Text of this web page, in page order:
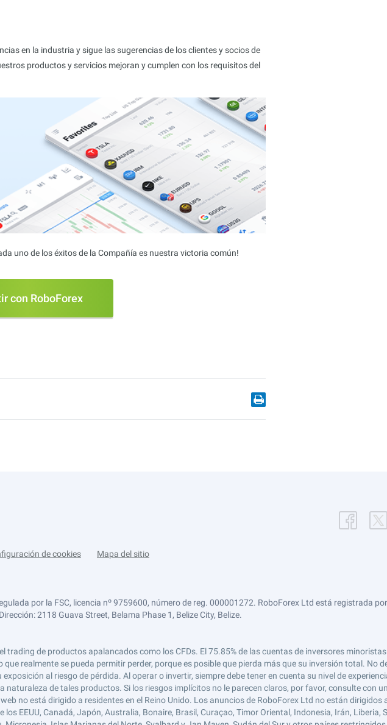
en la industria y sigue las sugerencias de los clientes y socios de
productos y servicios mejoran y cumplen con los requisitos del
uno de los éxitos de la Compañía es nuestra victoria común!
con RoboForex
de cookies Mapa del sitio
por la FSC, licencia nº 9759600, número de reg. 000001272. RoboForex Ltd está registrada
2118 Guava Street, Belama Phase 1, Belize City, Belize.
trading de productos apalancados como los CFDs. El 75.85% de las cuentas de inversores
realmente se pueda permitir perder, porque es posible que pierda más que su inversión total. No
al riesgo de pérdida. Al operar o invertir, siempre debe tener en cuenta su nivel de
naturaleza de tales productos. Si los riesgos implícitos no le parecen claros, por favor, consulte con
no está dirigido a residentes en el Reino Unido. Los anuncios de RoboForex Ltd no están dirigidos
EEUU, Canadá, Japón, Australia, Bonaire, Brasil, Curaçao, Timor Oriental, Indonesia, Irán, Liberia,